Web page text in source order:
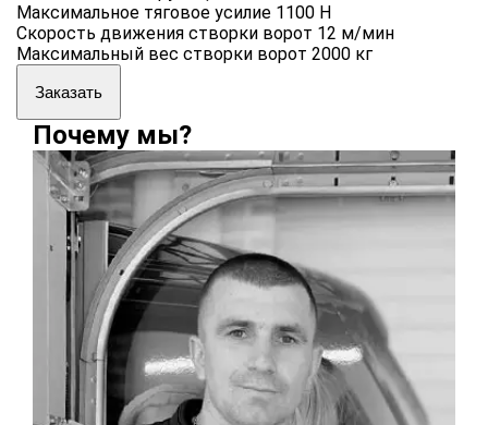
Максимальное тяговое усилие 1100 Н
Скорость движения створки ворот 12 м/мин
Максимальный вес створки ворот 2000 кг
Заказать
Почему мы?